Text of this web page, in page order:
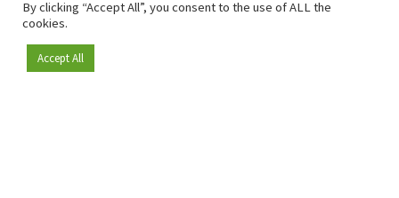
By clicking “Accept All”, you consent to the use of ALL the
cookies.
Accept All